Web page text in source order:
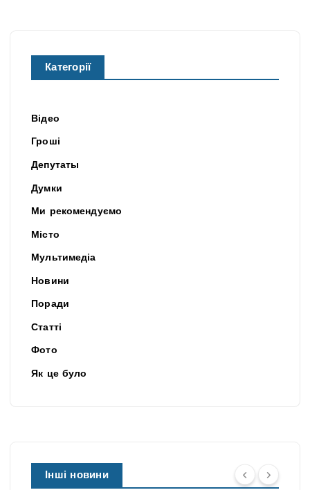
Категорії
Відео
Гроші
Депутаты
Думки
Ми рекомендуємо
Місто
Мультимедіа
Новини
Поради
Статті
Фото
Як це було
Інші новини